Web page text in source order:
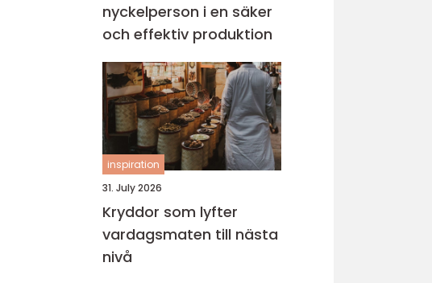
nyckelperson i en säker
och effektiv produktion
inspiration
31. July 2026
Kryddor som lyfter
vardagsmaten till nästa
nivå